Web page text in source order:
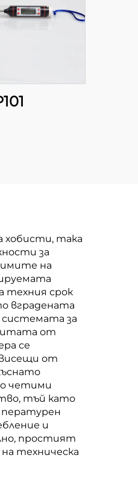
хобисти, така
за
на
техния срок
вградената
за
от
се
от
четими
тъй като
и
простият
техническа